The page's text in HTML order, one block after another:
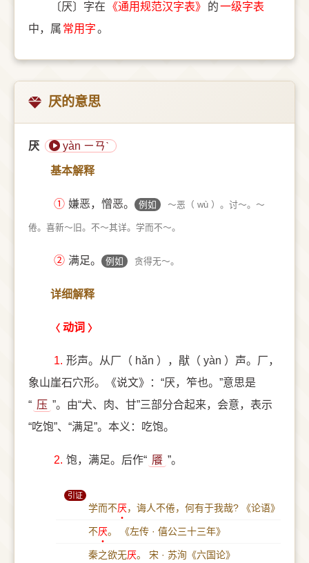
〔厌〕字在 《通用规范汉字表》 的一级字表
中，属 常用字。
厌的意思
厌 yàn ㄧㄢˋ
基本解释
① 嫌恶，憎恶。 例如 ～恶（ wù ）。讨～。～
倦。喜新～旧。不～其详。学而不～。
② 满足。 例如 贪得无～。
详细解释
动词
1. 形声。从厂（ hǎn ），猒（ yàn ）声。厂，
象山崖石穴形。《说文》：“厌，笮也。”意思是
“ 压 ”。由“犬、肉、甘”三部分合起来，会意，表示
“吃饱”、“满足”。本义：吃饱。
2. 饱，满足。后作“ 餍 ”。
引证
学而不厌，诲人不倦，何有于我哉? 《论语》
不厌。 《左传 · 僖公三十三年》
秦之欲无厌。 宋 · 苏洵《六国论》